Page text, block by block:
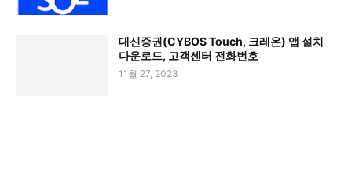
대신증권(CYBOS Touch, 크레온) 앱 설치
다운로드, 고객센터 전화번호
11월 27, 2023